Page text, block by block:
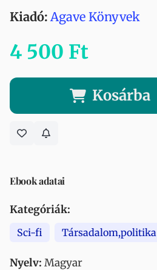
Kiadó: Agave Könyvek
4 500 Ft
Kosárba
Ebook adatai
Kategóriák:
Sci-fi Társadalom,politika
Nyelv: Magyar